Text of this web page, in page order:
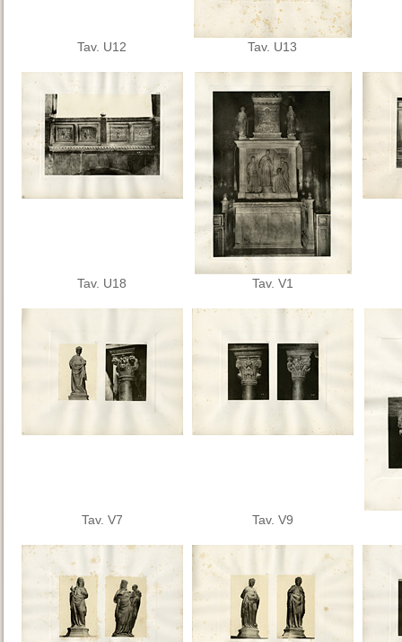
Tav. U12 Tav. U13
Tav. U18 Tav. V1
Tav. V7 Tav. V9